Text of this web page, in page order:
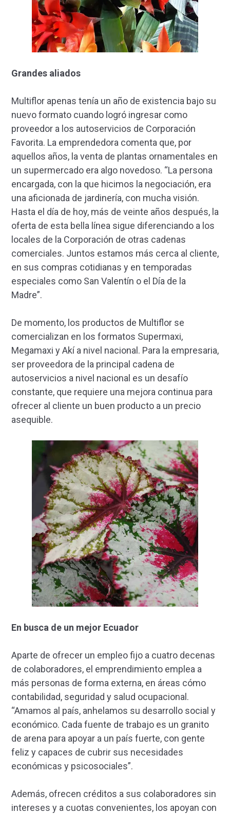
Grandes aliados
Multiflor apenas tenía un año de existencia bajo su
nuevo formato cuando logró ingresar como
proveedor a los autoservicios de Corporación
Favorita. La emprendedora comenta que, por
aquellos años, la venta de plantas ornamentales en
un supermercado era algo novedoso. “La persona
encargada, con la que hicimos la negociación, era
una aficionada de jardinería, con mucha visión.
Hasta el día de hoy, más de veinte años después, la
oferta de esta bella línea sigue diferenciando a los
locales de la Corporación de otras cadenas
comerciales. Juntos estamos más cerca al cliente,
en sus compras cotidianas y en temporadas
especiales como San Valentín o el Día de la
Madre”.
De momento, los productos de Multiflor se
comercializan en los formatos Supermaxi,
Megamaxi y Akí a nivel nacional. Para la empresaria,
ser proveedora de la principal cadena de
autoservicios a nivel nacional es un desafío
constante, que requiere una mejora continua para
ofrecer al cliente un buen producto a un precio
asequible.
En busca de un mejor Ecuador
Aparte de ofrecer un empleo fijo a cuatro decenas
de colaboradores, el emprendimiento emplea a
más personas de forma externa, en áreas cómo
contabilidad, seguridad y salud ocupacional.
“Amamos al país, anhelamos su desarrollo social y
económico. Cada fuente de trabajo es un granito
de arena para apoyar a un país fuerte, con gente
feliz y capaces de cubrir sus necesidades
económicas y psicosociales”.
Además, ofrecen créditos a sus colaboradores sin
intereses y a cuotas convenientes, los apoyan con